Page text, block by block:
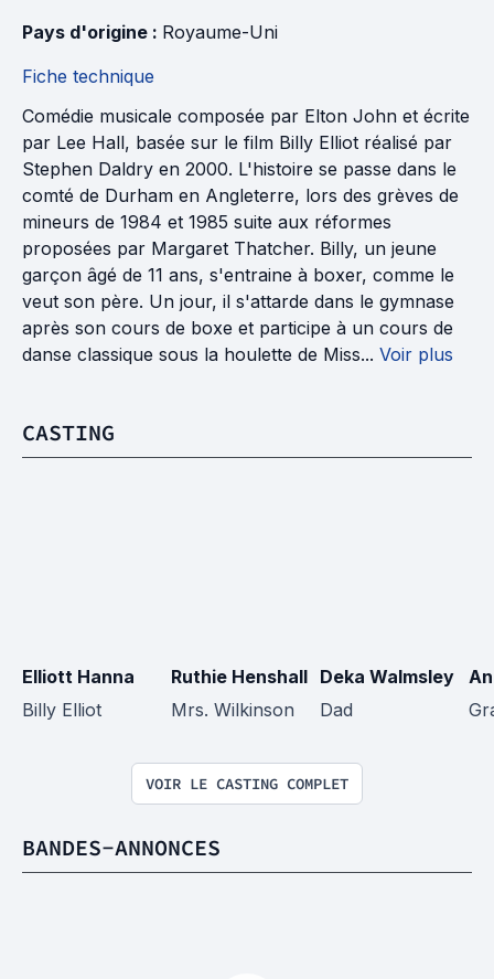
Pays d'origine : Royaume-Uni
Fiche technique
Comédie musicale composée par Elton John et écrite
par Lee Hall, basée sur le film Billy Elliot réalisé par
Stephen Daldry en 2000. L'histoire se passe dans le
comté de Durham en Angleterre, lors des grèves de
mineurs de 1984 et 1985 suite aux réformes
proposées par Margaret Thatcher. Billy, un jeune
garçon âgé de 11 ans, s'entraine à boxer, comme le
veut son père. Un jour, il s'attarde dans le gymnase
après son cours de boxe et participe à un cours de
danse classique sous la houlette de Miss... Voir plus
CASTING
Elliott Hanna
Billy Elliot
Ruthie Henshall
Mrs. Wilkinson
Deka Walmsley
Dad
VOIR LE CASTING COMPLET
BANDES-ANNONCES